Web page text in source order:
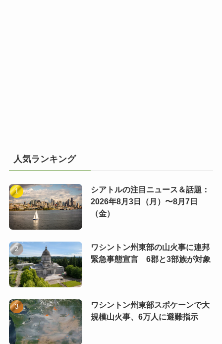
人気ランキング
シアトルの注目ニュース＆話題：
2026年8月3日（月）〜8月7日
（金）
ワシントン州東部の山火事に連邦
緊急事態宣言 6郡と3部族が対象
ワシントン州東部スポケーンで大
規模山火事、6万人に避難指示